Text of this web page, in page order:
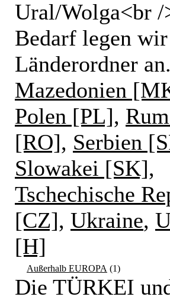
Ural/Wolga<br /
Bedarf legen wir
Länderordner
Mazedonien
Polen [PL],
[RO], Serbien
Slowakei [SK],
Tschechische
[CZ], Ukraine,
[H]
Außerhalb EUROPA (1)
Die TÜRKEI